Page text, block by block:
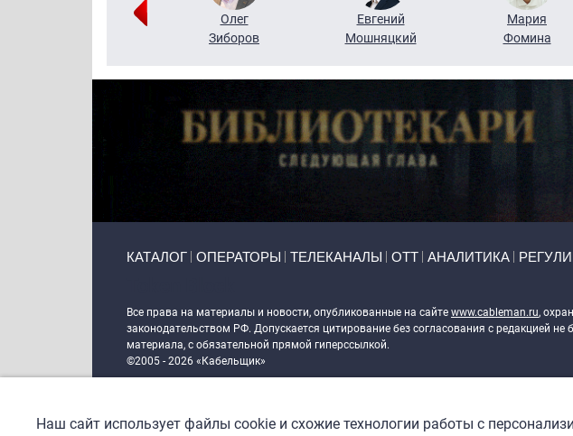
Олег
Зиборов
Евгений
Мошняцкий
Мария
Фомина
КАТАЛОГ ОПЕРАТОРЫ ТЕЛЕКАНАЛЫ ОТТ АНАЛИТИКА
Все права на материалы и новости, опубликованные на сайте www.cableman.ru,
законодательством РФ. Допускается цитирование без согласования с редакцией не
материала, с обязательной прямой гиперссылкой.
©2005 - 2026 «Кабельщик»
DrupalCoder — поддержка сайта c 2017 года
Наш сайт использует файлы cookie и схожие технологии работы с